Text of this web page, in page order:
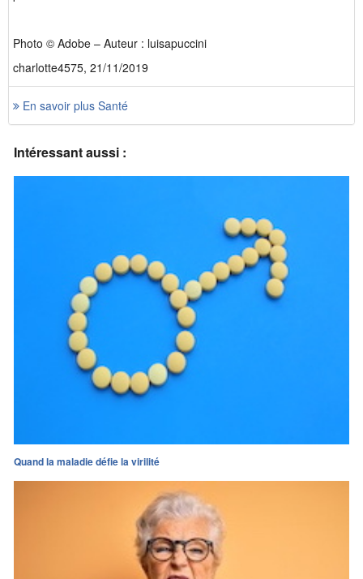
Photo © Adobe – Auteur : luisapuccini
charlotte4575, 21/11/2019
En savoir plus Santé
Intéressant aussi :
Quand la maladie défie la virilité